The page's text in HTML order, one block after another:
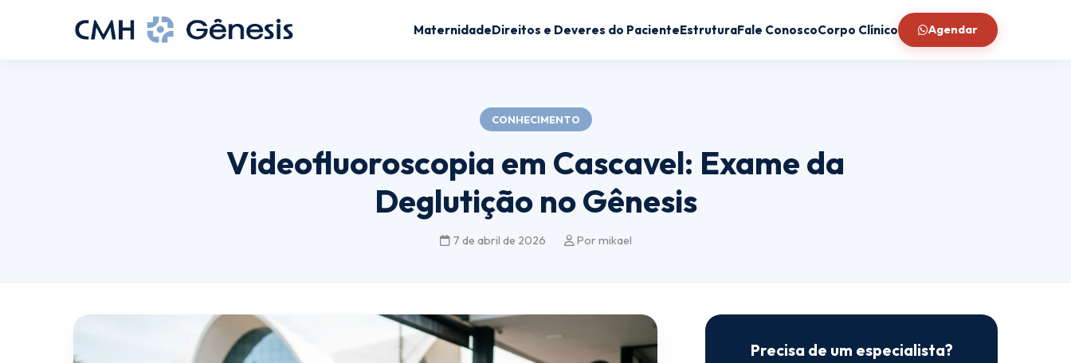
MaternidadeDireitos e Deveres do PacienteEstruturaFale ConoscoCorpo Clínico Agendar
CONHECIMENTO
Videofluoroscopia em Cascavel: Exame da
Deglutição no Gênesis
7 de abril de 2026 Por mikael
Precisa de um especialista?